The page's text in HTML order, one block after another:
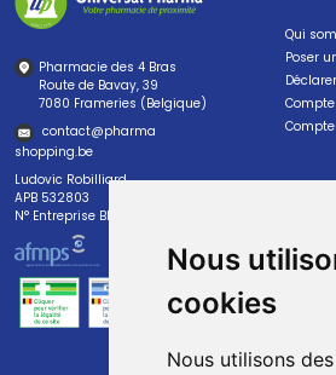
Nous
cookies
Nous utilisons
Pharmacie des 4 Bras
Route de Bavay, 39
7080 Frameries (Belgique)
contact@pharma
shopping.be
Ludovic Robilliard
APB 532803
N° Entreprise BE0447.382.113
Qui
Poser